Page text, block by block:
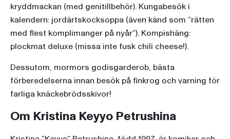
kryddmackan (med genitillbehör). Kungabesök i
kalendern: jordärtskocksoppa (även känd som ”rätten
med flest komplimanger på nyår”). Kompishäng:
plockmat deluxe (missa inte fusk chili cheese!).
Dessutom, mormors godisgarderob, bästa
förberedelserna innan besök på finkrog och varning för
farliga knäckebrödsskivor!
Om Kristina Keyyo Petrushina